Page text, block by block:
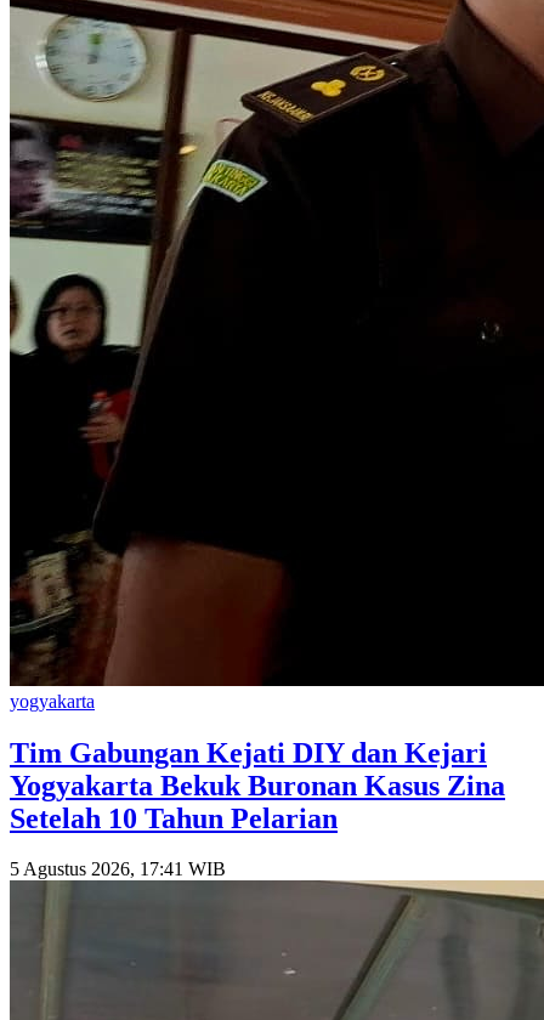
yogyakarta
Tim Gabungan Kejati DIY dan Kejari
Yogyakarta Bekuk Buronan Kasus Zina
Setelah 10 Tahun Pelarian
5 Agustus 2026, 17:41 WIB